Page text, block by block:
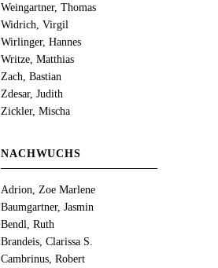
Weingartner, Thomas
Widrich, Virgil
Wirlinger, Hannes
Writze, Matthias
Zach, Bastian
Zdesar, Judith
Zickler, Mischa
NACHWUCHS
Adrion, Zoe Marlene
Baumgartner, Jasmin
Bendl, Ruth
Brandeis, Clarissa S.
Cambrinus, Robert